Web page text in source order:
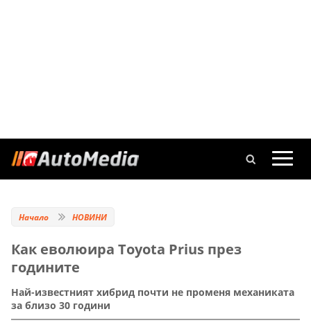
Начало НОВИНИ
Как еволюира Toyota Prius през
годините
Най-известният хибрид почти не променя механиката
за близо 30 години